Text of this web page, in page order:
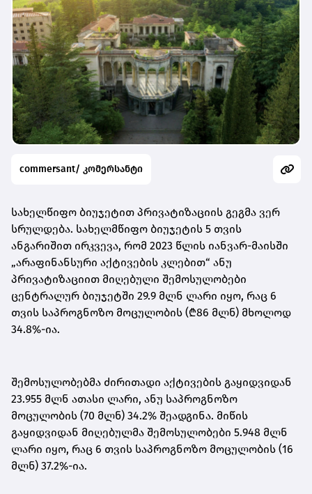
commersant/ კომერსანტი
სახელწიფო ბიუჯეტით პრივატიზაციის გეგმა ვერ
სრულდება. სახელმწიფო ბიუჯეტის 5 თვის
ანგარიშით ირკვევა, რომ 2023 წლის იანვარ-მაისში
„არაფინანსური აქტივების კლებით“ ანუ
პრივატიზაციით მიღებული შემოსულობები
ცენტრალურ ბიუჯეტში 29.9 მლნ ლარი იყო, რაც 6
თვის საპროგნოზო მოცულობის (₾86 მლნ) მხოლოდ
34.8%-ია.
შემოსულობებმა ძირითადი აქტივების გაყიდვიდან
23.955 მლნ ათასი ლარი, ანუ საპროგნოზო
მოცულობის (70 მლნ) 34.2% შეადგინა. მიწის
გაყიდვიდან მიღებულმა შემოსულობები 5.948 მლნ
ლარი იყო, რაც 6 თვის საპროგნოზო მოცულობის (16
მლნ) 37.2%-ია.